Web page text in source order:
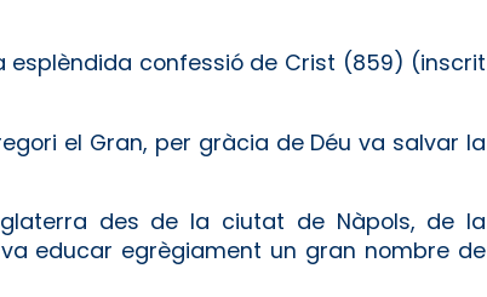
esplèndida confessió de Crist (859) (inscrit
el Gran, per gràcia de Déu va salvar la
des de la ciutat de Nàpols, de la
educar egrègiament un gran nombre de